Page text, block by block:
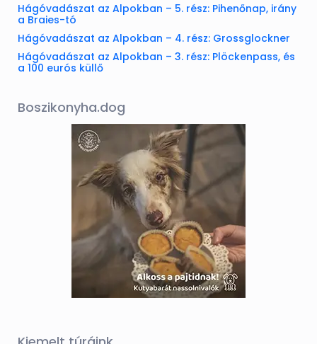
Hágóvadászat az Alpokban – 5. rész: Pihenőnap, irány
a Braies-tó
Hágóvadászat az Alpokban – 4. rész: Grossglockner
Hágóvadászat az Alpokban – 3. rész: Plöckenpass, és
a 100 eurós küllő
Boszikonyha.dog